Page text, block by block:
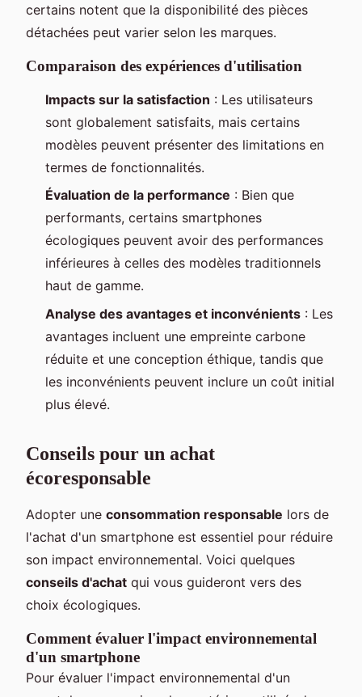
certains notent que la disponibilité des pièces
détachées peut varier selon les marques.
Comparaison des expériences d'utilisation
Impacts sur la satisfaction : Les utilisateurs
sont globalement satisfaits, mais certains
modèles peuvent présenter des limitations en
termes de fonctionnalités.
Évaluation de la performance : Bien que
performants, certains smartphones
écologiques peuvent avoir des performances
inférieures à celles des modèles traditionnels
haut de gamme.
Analyse des avantages et inconvénients : Les
avantages incluent une empreinte carbone
réduite et une conception éthique, tandis que
les inconvénients peuvent inclure un coût initial
plus élevé.
Conseils pour un achat
écoresponsable
Adopter une consommation responsable lors de
l'achat d'un smartphone est essentiel pour réduire
son impact environnemental. Voici quelques
conseils d'achat qui vous guideront vers des
choix écologiques.
Comment évaluer l'impact environnemental
d'un smartphone
Pour évaluer l'impact environnemental d'un